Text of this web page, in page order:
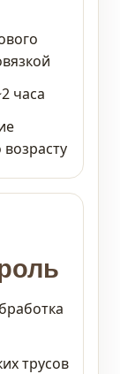
часа
трусов